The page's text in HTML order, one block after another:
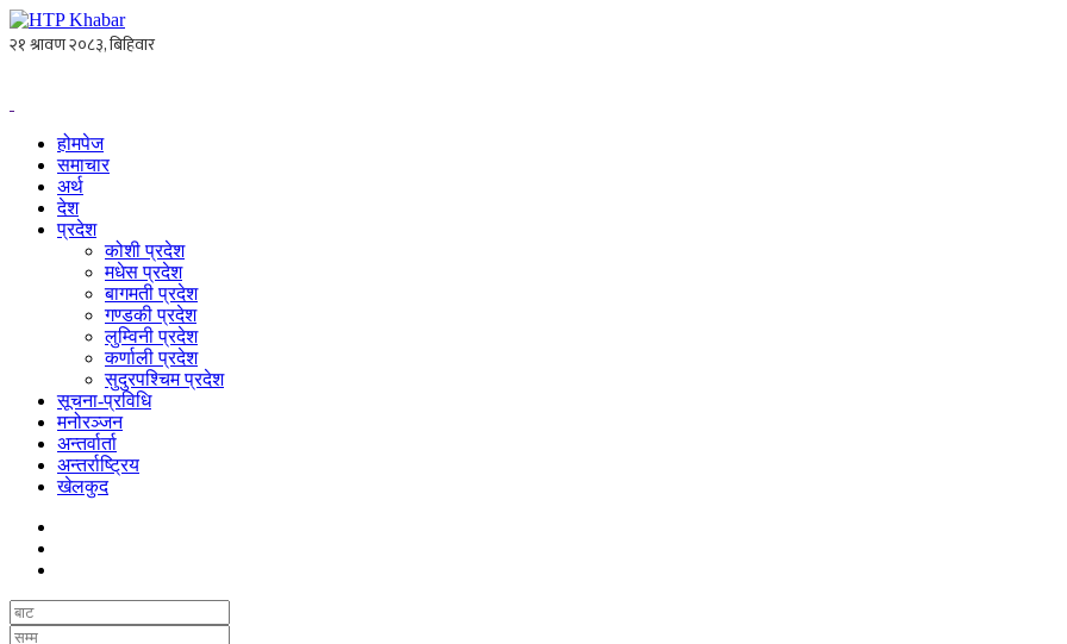
होमपेज
समाचार
अर्थ
देश
प्रदेश
कोशी प्रदेश
मधेस प्रदेश
बागमती प्रदेश
गण्डकी प्रदेश
लुम्विनी प्रदेश
कर्णाली प्रदेश
सुदुरपश्चिम प्रदेश
सूचना-प्रविधि
मनोरञ्जन
अन्तर्वार्ता
अन्तर्राष्ट्रिय
खेलकुद